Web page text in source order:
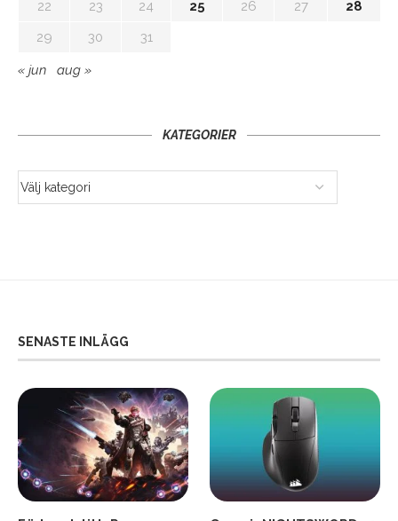
22
23 24 25 26 27
28
29
30 31
« jun aug »
KATEGORIER
SENASTE INLÄGG